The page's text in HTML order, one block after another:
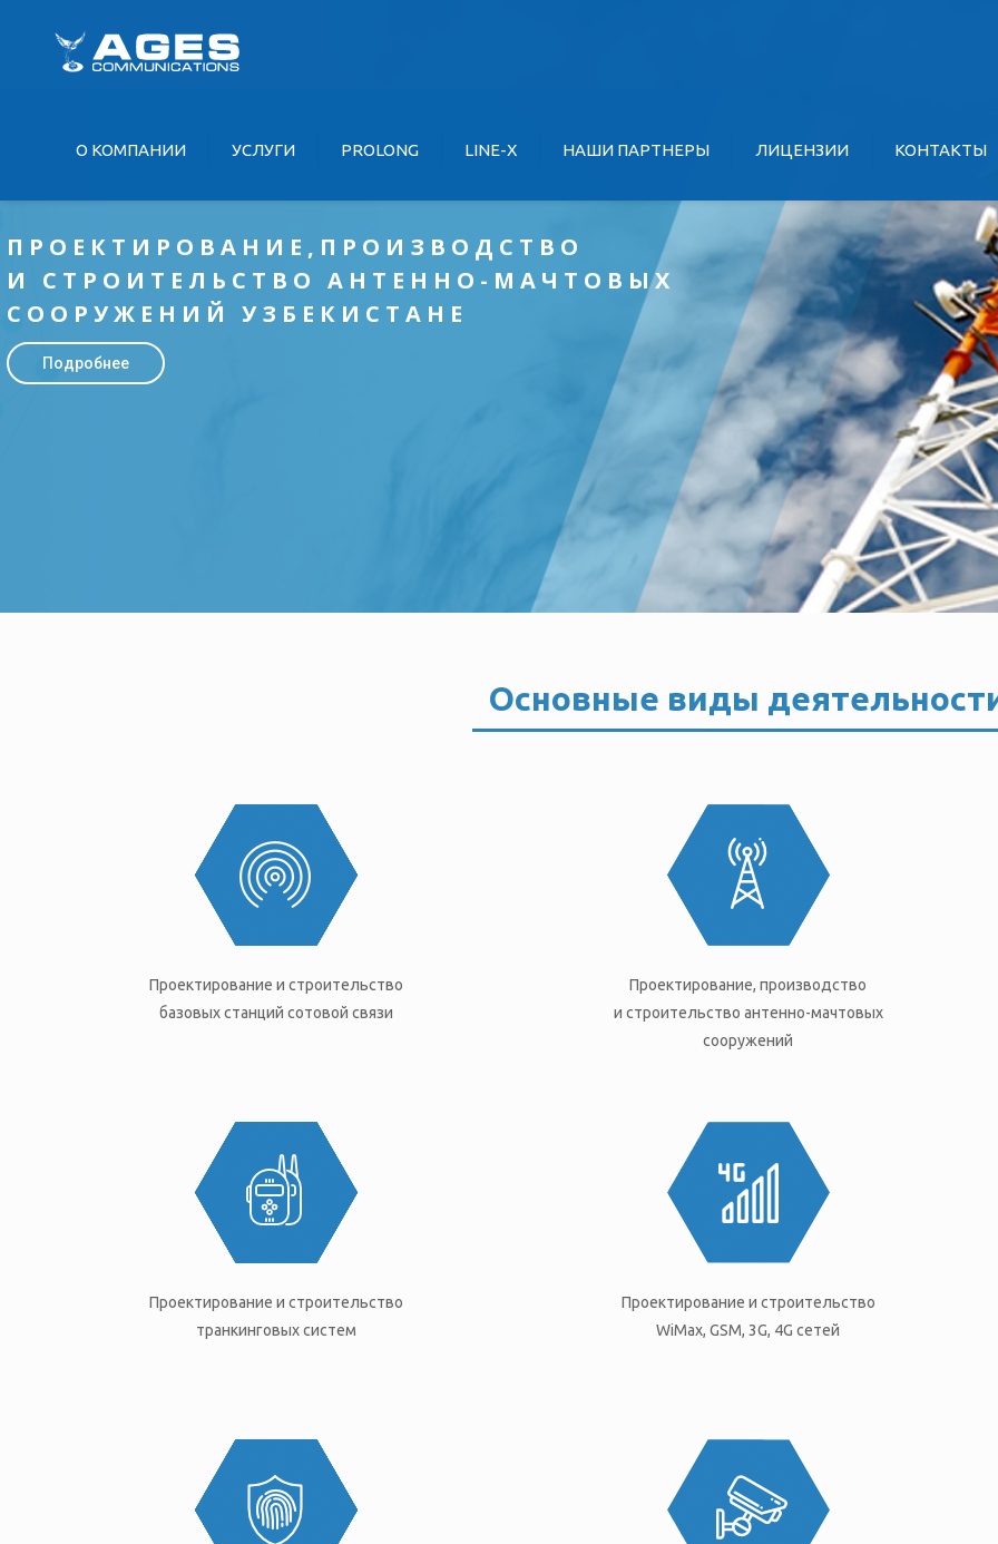
О KOМПАНИИ УCЛУГИ PROLONG LINE-X НАШИ ПАРТНЕРЫ ЛИЦЕНЗИИ КОНТАКТЫ
ПРОЕКТИРОВАНИЕ,ПРОИЗВОДСТВО
И СТРОИТЕЛЬСТВО АНТЕННО-МАЧТОВЫХ
СООРУЖЕНИЙ УЗБЕКИСТАНЕ
Подробнее
Основные виды
Проектирование и строительство
базовых станций сотовой связи
Проектирование, производство
и строительство антенно-мачтовых
сооружений
Проектирование и строительство
транкинговых систем
Проектирование и строительство
WiMax, GSM, 3G, 4G cетей